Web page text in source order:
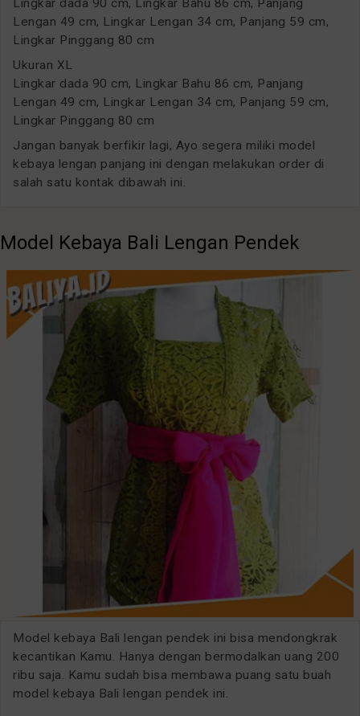
Lingkar dada 90 cm, Lingkar Bahu 86 cm, Panjang
Lengan 49 cm, Lingkar Lengan 34 cm, Panjang 59 cm,
Lingkar Pinggang 80 cm
Ukuran XL
Lingkar dada 90 cm, Lingkar Bahu 86 cm, Panjang
Lengan 49 cm, Lingkar Lengan 34 cm, Panjang 59 cm,
Lingkar Pinggang 80 cm
Jangan banyak berfikir lagi, Ayo segera miliki model
kebaya lengan panjang ini dengan melakukan order di
salah satu kontak dibawah ini.
Model Kebaya Bali Lengan Pendek
Model kebaya Bali lengan pendek ini bisa mendongkrak
kecantikan Kamu. Hanya dengan bermodalkan uang 200
ribu saja. Kamu sudah bisa membawa puang satu buah
model kebaya Bali lengan pendek ini.